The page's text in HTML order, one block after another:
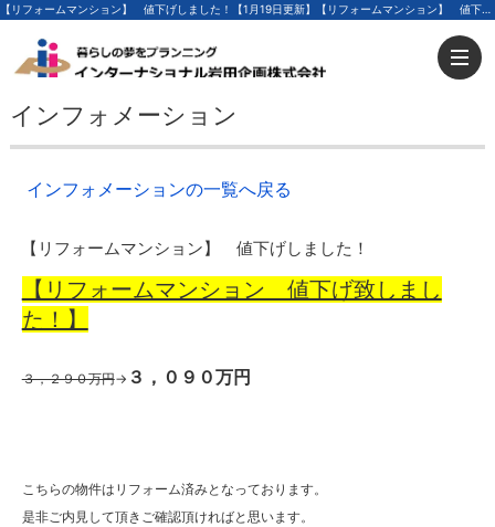
【リフォームマンション】 値下げしました！【1月19日更新】【リフォームマンション】 値下げしました！ | 足立区の不動産ならインターナショナル岩田企画
インフォメーション
インフォメーションの一覧へ戻る
【リフォームマンション】 値下げしました！
【リフォームマンション 値下げ致しまし
た！】
３，２９０万円→ ３，０９０万円
こちらの物件はリフォーム済みとなっております。
是非ご内見して頂きご確認頂ければと思います。